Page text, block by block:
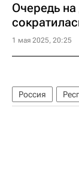
Очередь
1 мая 2025, 20:25
Россия